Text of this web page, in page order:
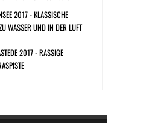
2017 - KLASSISCHE
WASSER UND IN DER LUFT
2017 - RASSIGE